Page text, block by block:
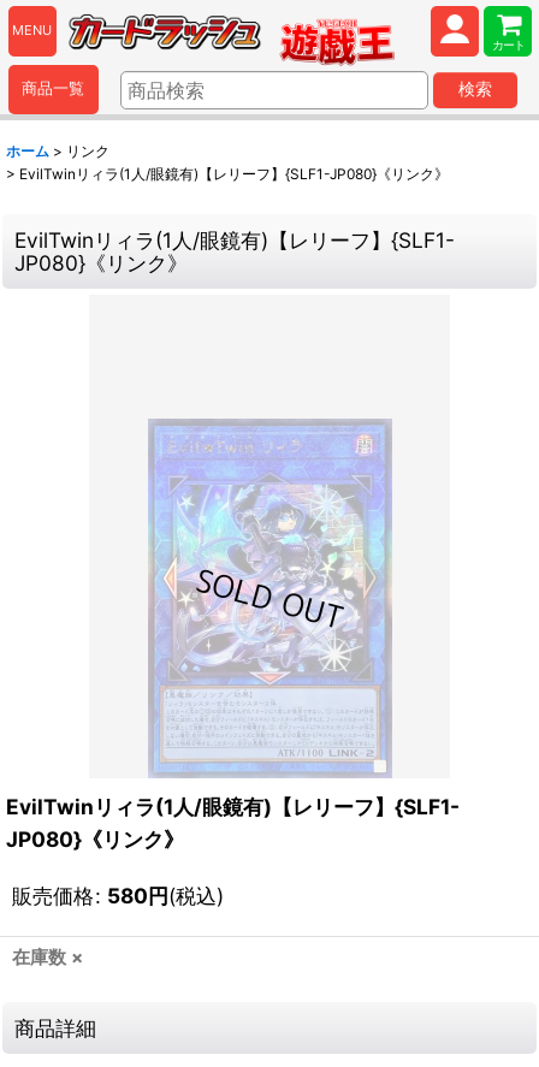
MENU
カート
商品一覧 検索
ホーム > リンク
> EvilTwinリィラ(1人/眼鏡有)【レリーフ】{SLF1-JP080}《リンク》
EvilTwinリィラ(1人/眼鏡有)【レリーフ】{SLF1-
JP080}《リンク》
EvilTwinリィラ(1人/眼鏡有)【レリーフ】{SLF1-
JP080}《リンク》
販売価格: 580円(税込)
在庫数 ×
商品詳細